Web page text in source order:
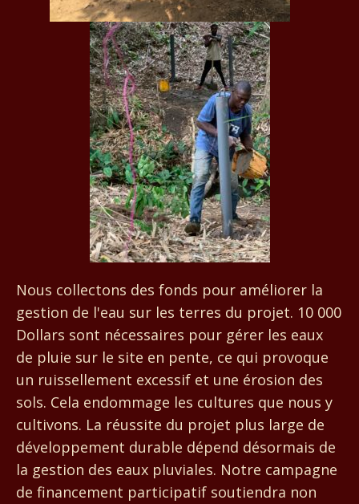
Nous collectons des fonds pour améliorer la
gestion de l'eau sur les terres du projet. 10 000
Dollars sont nécessaires pour gérer les eaux
de pluie sur le site en pente, ce qui provoque
un ruissellement excessif et une érosion des
sols. Cela endommage les cultures que nous y
cultivons. La réussite du projet plus large de
développement durable dépend désormais de
la gestion des eaux pluviales. Notre campagne
de financement participatif soutiendra non